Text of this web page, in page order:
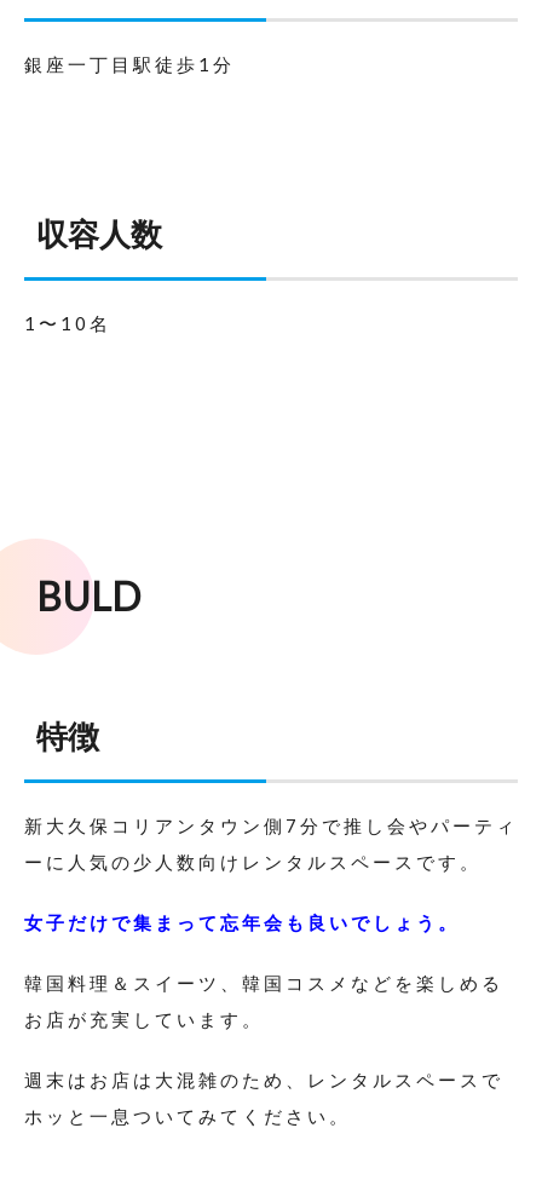
銀座一丁目駅徒歩1分
収容人数
1〜10名
BULD
特徴
新大久保コリアンタウン側7分で推し会やパーティ
ーに人気の少人数向けレンタルスペースです。
女子だけで集まって忘年会も良いでしょう。
韓国料理＆スイーツ、韓国コスメなどを楽しめる
お店が充実しています。
週末はお店は大混雑のため、レンタルスペースで
ホッと一息ついてみてください。